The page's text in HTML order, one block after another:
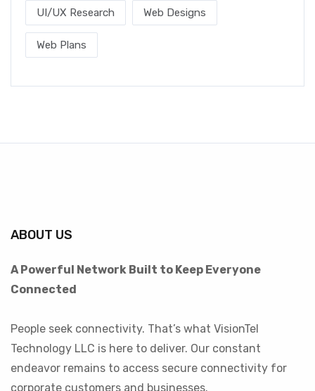
UI/UX Research Web Designs
Web Plans
ABOUT US
A Powerful Network Built to Keep Everyone
Connected
People seek connectivity. That’s what VisionTel
Technology LLC is here to deliver. Our constant
endeavor remains to access secure connectivity for
corporate customers and businesses.